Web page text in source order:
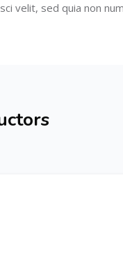
velit, sed quia non